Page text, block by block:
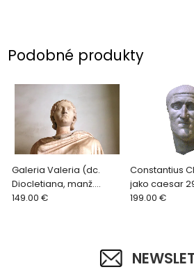
Podobné produkty
Galeria Valeria (dc.
Diocletiana, manž.
Galeria follis z l.305-311
149.00 €
Constantius
jako caesar
follis. Minc.
199.00 €